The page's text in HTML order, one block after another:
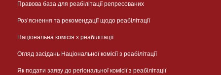
Правова база для реабілітації репресованих
Розʼяснення та рекомендації щодо реабілітації
Національна комісія з реабілітації
Огляд засідань Національної комісії з реабілітації
Як подати заяву до регіональної комісії з реабілітації